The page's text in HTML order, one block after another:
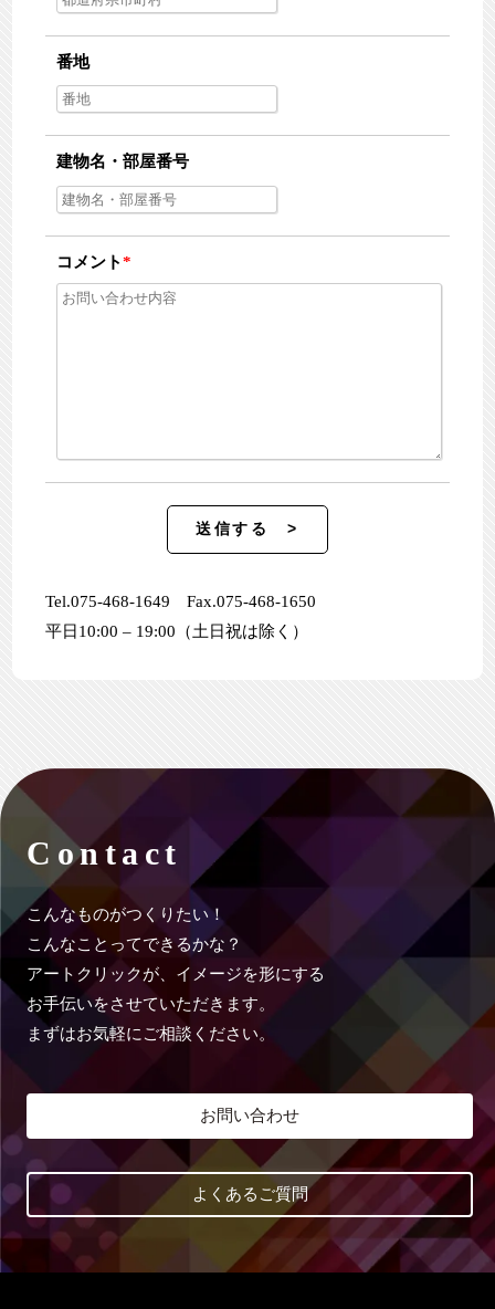
番地
建物名・部屋番号
コメント*
Tel.075-468-1649 Fax.075-468-1650
平日10:00 – 19:00（土日祝は除く）
Contact
こんなものがつくりたい！
こんなことってできるかな？
アートクリックが、イメージを形にする
お手伝いをさせていただきます。
まずはお気軽にご相談ください。
お問い合わせ
よくあるご質問